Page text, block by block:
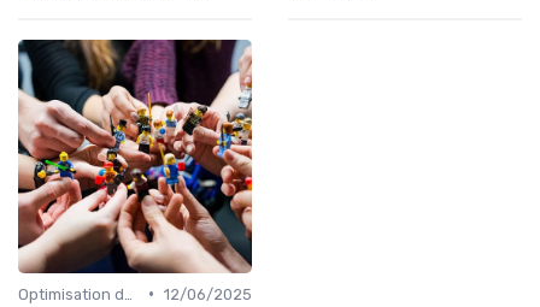
• 12/06/2025